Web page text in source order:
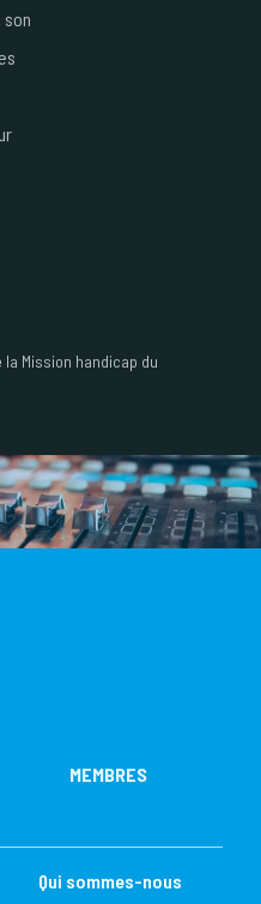
Mission handicap du
MEMBRES
Qui sommes-nous